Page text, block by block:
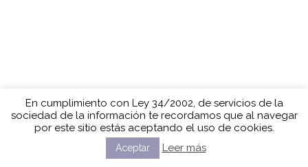
En cumplimiento con Ley 34/2002, de servicios de la
sociedad de la información te recordamos que al navegar
por este sitio estás aceptando el uso de cookies.
Aceptar Leer más